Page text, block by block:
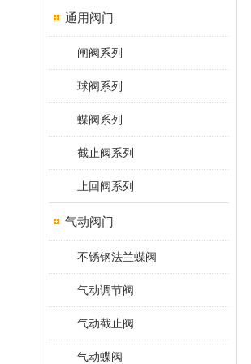
通用阀门
闸阀系列
球阀系列
蝶阀系列
截止阀系列
止回阀系列
气动阀门
不锈钢法兰蝶阀
气动调节阀
气动截止阀
气动蝶阀